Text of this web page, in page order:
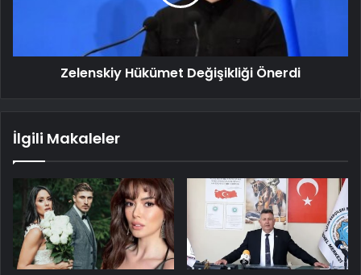
Zelenskiy Hükümet Değişikliği Önerdi
İlgili Makaleler